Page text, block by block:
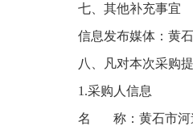
七、其他补充事宜
信息发布媒体： 黄
八、凡对本次采购
1.采购人信息
名
称：黄石市